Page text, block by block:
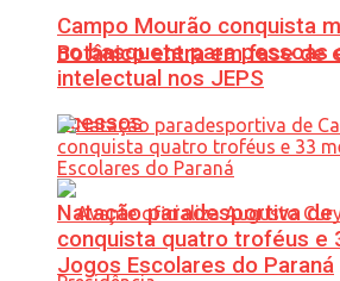
Botânico entra em fase de
acessos
Campo Mourão conquista
no basquete para pessoas
intelectual nos JEPS
Natação paradesportiva de
conquista quatro troféus e
Jogos Escolares do Paraná